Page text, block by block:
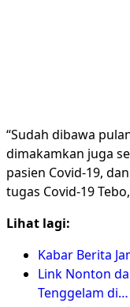
“Sudah dibawa
dimakamkan juga
pasien Covid-19,
tugas Covid-19
Lihat lagi:
Kabar Berita
Link Nonton
Tenggelam di…